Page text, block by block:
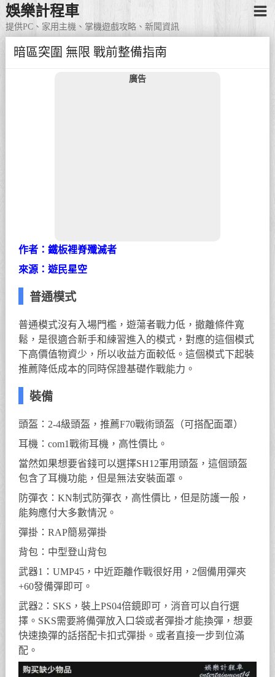
娛樂計程車
提供PC、家用主機、掌機遊戲攻略、新聞資訊
暗區突圍 無限 戰前整備指南
廣告
作者：鐵板裡脊殲滅者
來源：遊民星空
普通模式
普通模式沒有入場門檻，遊蕩者戰力低，撤離條件寬
鬆，是很適合新手和練習進入的模式，對應的這個模式
下高價值物資少，所以收益方面較低。這個模式下起裝
推薦降低成本的同時保證基礎作戰能力。
裝備
頭盔：2-4級頭盔，推薦F70戰術頭盔（可搭配面罩）
耳機：com1戰術耳機，高性價比。
當然如果想要省錢可以選擇SH12軍用頭盔，這個頭盔
包含了耳機功能，但是無法安裝面罩。
防彈衣：KN制式防彈衣，高性價比，但是防護一般，
能夠應付大多數情況。
彈掛：RAP簡易彈掛
背包：中型登山背包
武器1：UMP45，中近距離作戰很好用，2個備用彈夾
+60發備彈即可。
武器2：SKS，裝上PS04倍鏡即可，消音可以自行選
擇。SKS需要將備彈放入口袋或者彈掛才能換彈，想要
快速換彈的話搭配卡扣式彈掛。或者直接一步到位滿
配。